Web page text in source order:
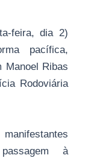
feira, dia 2)
pacífica,
Manoel Ribas
Rodoviária
à